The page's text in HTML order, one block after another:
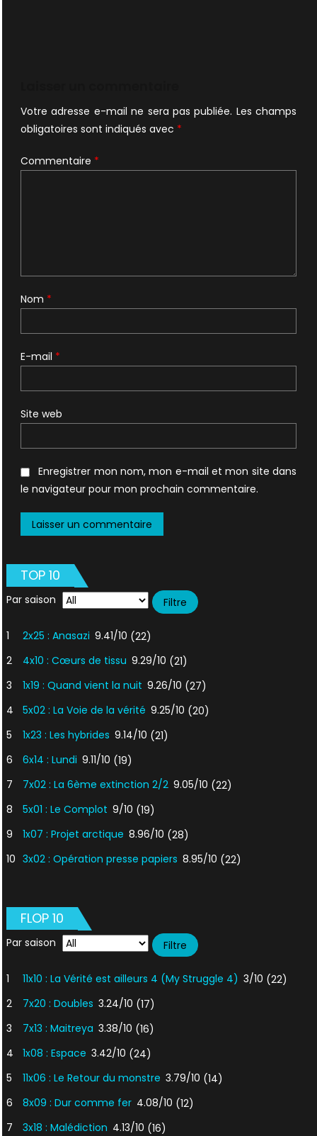
Votre adresse e-mail ne sera pas publiée. Les champs
obligatoires sont indiqués avec *
Commentaire *
Nom *
E-mail *
Site web
Enregistrer mon nom, mon e-mail et mon site dans
le navigateur pour mon prochain commentaire.
TOP 10
Par saison
1 2x25 : Anasazi 9.41/10 (22)
2
4x10 : Cœurs de tissu 9.29/10 (21)
3
1x19 : Quand vient la nuit 9.26/10 (27)
4
5x02 : La Voie de la vérité 9.25/10 (20)
5
1x23 : Les hybrides 9.14/10 (21)
6
6x14 : Lundi 9.11/10 (19)
7
7x02 : La 6ème extinction 2/2 9.05/10 (22)
8
5x01 : Le Complot 9/10 (19)
9
1x07 : Projet arctique 8.96/10 (28)
10 3x02 : Opération presse papiers 8.95/10 (22)
FLOP 10
Par saison
1 11x10 : La Vérité est ailleurs 4 (My Struggle 4) 3/10 (22)
2
7x20 : Doubles 3.24/10 (17)
3
7x13 : Maitreya 3.38/10 (16)
4
1x08 : Espace 3.42/10 (24)
5
11x06 : Le Retour du monstre 3.79/10 (14)
6
8x09 : Dur comme fer 4.08/10 (12)
7
3x18 : Malédiction 4.13/10 (16)